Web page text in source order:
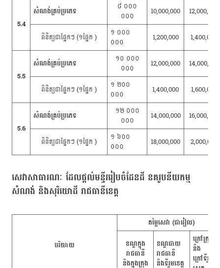
5.4
សំណង់គ្រប់ប្រភេទ
៨ ០០០
០០០
10,000,000 12,000,000
ពិនិត្យជាផ្នែកៗ (១ផ្នែក )
១ ០០០
០០០
1,200,000 1,400,000
5.5
សំណង់គ្រប់ប្រភេទ
១០ ០០០
០០០
12,000,000 14,000,000
ពិនិត្យជាផ្នែកៗ (១ផ្នែក )
១ ២០០
០០០
1,400,000 1,600,000
5.6
សំណង់គ្រប់ប្រភេទ
១២ ០០០
០០០
14,000,000 16,000,000
ពិនិត្យជាផ្នែកៗ (១ផ្នែក )
១ ៦០០
០០០
18,000,000 2,000,000
សេវាសាធារណៈ ដែលផ្តល់មន្ទីររៀបចំដែនដី នគរូបនីយកម្ម
សំណង់ និងសុរិយោដី រាជធានីខេត្ត
បរិយាយ
តម្លៃសេវា (ជារៀល)
ខណ្ឌក្នុង
រាជធានី
និងក្នុងក្រុង
ខណ្ឌជាយ
រាជធានី
និងទីរួមខេត្ត
ក្រៅក្រុង
និង
ក្រៅទីរួម